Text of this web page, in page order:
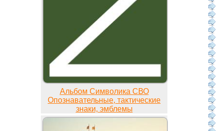
Альбом Символика СВО
Опознавательные, тактические
знаки, эмблемы